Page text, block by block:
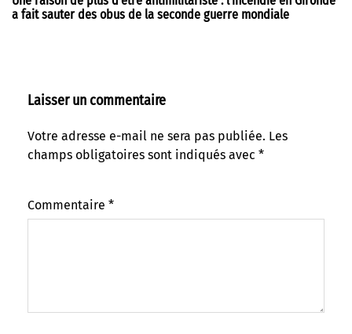
a fait sauter des obus de la seconde guerre mondiale
Laisser un commentaire
Votre adresse e-mail ne sera pas publiée. Les
champs obligatoires sont indiqués avec *
Commentaire *